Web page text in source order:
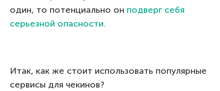
один, то потенциально он подверг себя
серьезной опасности.
Итак, как же стоит использовать популярные
сервисы для чекинов?